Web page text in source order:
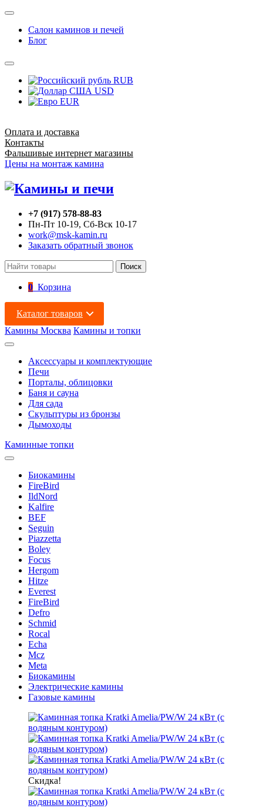
Салон каминов и печей
Блог
RUB
USD
EUR
Оплата и доставка
Контакты
Фальшивые интернет магазины
Цены на монтаж камина
+7 (917) 578-88-83
Пн-Пт 10-19, Сб-Вск 10-17
work@msk-kamin.ru
Заказать обратный звонок
Поиск
0 Корзина
Каталог товаров
Камины Москва Камины и топки
Аксессуары и комплектующие
Печи
Порталы, облицовки
Баня и сауна
Для сада
Скульптуры из бронзы
Дымоходы
Каминные топки
Биокамины
FireBird
IldNord
Kalfire
BEF
Seguin
Piazzetta
Boley
Focus
Hergom
Hitze
Everest
FireBird
Defro
Schmid
Rocal
Echa
Mcz
Meta
Биокамины
Электрические камины
Газовые камины
Скидка!